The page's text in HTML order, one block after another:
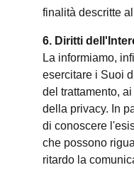
finalità descritte
6. Diritti
La informiamo,
esercitare i Suoi
del trattamento,
della privacy. In
di conoscere
che possono
ritardo la